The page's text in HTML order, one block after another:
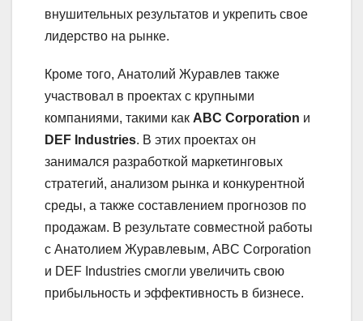
внушительных результатов и укрепить свое
лидерство на рынке.
Кроме того, Анатолий Журавлев также
участвовал в проектах с крупными
компаниями, такими как ABC Corporation и
DEF Industries. В этих проектах он
занимался разработкой маркетинговых
стратегий, анализом рынка и конкурентной
среды, а также составлением прогнозов по
продажам. В результате совместной работы
с Анатолием Журавлевым, ABC Corporation
и DEF Industries смогли увеличить свою
прибыльность и эффективность в бизнесе.